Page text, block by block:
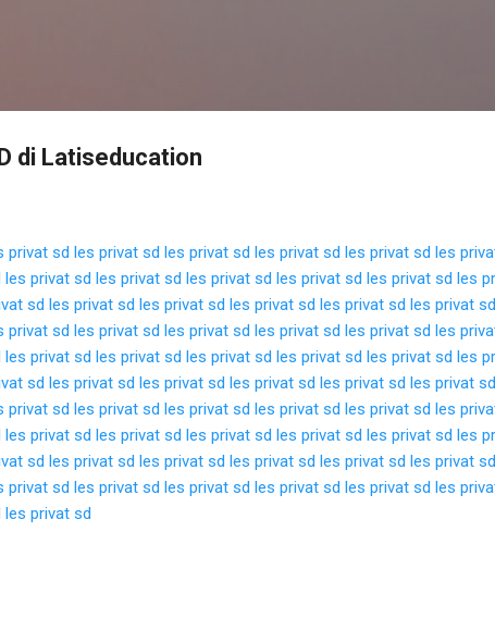
di Latiseducation
privat sd les privat sd les privat sd les privat sd les privat sd les
les privat sd les privat sd les privat sd les privat sd les privat sd les
sd les privat sd les privat sd les privat sd les privat sd les privat sd
privat sd les privat sd les privat sd les privat sd les privat sd les
les privat sd les privat sd les privat sd les privat sd les privat sd les
sd les privat sd les privat sd les privat sd les privat sd les privat sd
privat sd les privat sd les privat sd les privat sd les privat sd les
les privat sd les privat sd les privat sd les privat sd les privat sd les
sd les privat sd les privat sd les privat sd les privat sd les privat sd
privat sd les privat sd les privat sd les privat sd les privat sd les
les privat sd